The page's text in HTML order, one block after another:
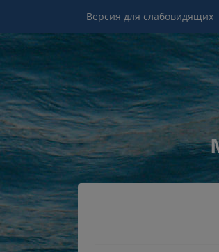
Версия для слабовидящих